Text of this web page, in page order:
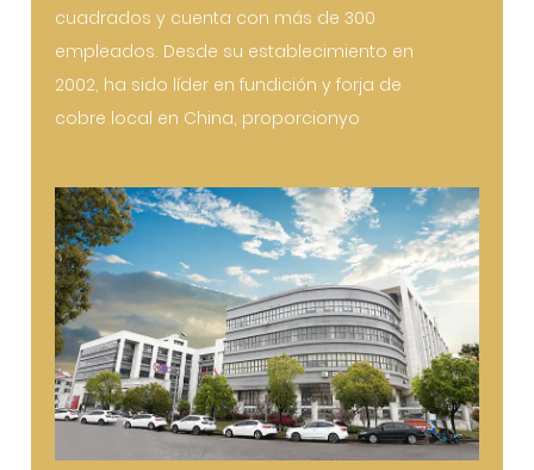
cuadrados y cuenta con más de 300
empleados. Desde su establecimiento en
2002, ha sido líder en fundición y forja de
cobre local en China, proporcionyo
de fabricación desafiantes. Kaida es una de
lasChina Artículos de latón manufacturers
andcustom Artículos de latón factory,
ofrecemos principalmente fundición y forja de
piezas de cobre. Sus tipos de productos
incluyen productos de baño, productos de
ferretería para el hogar, productos de
cuproníquel, accesorios eléctricos, estatuas
de cobre, accesorios de cobre y piezas